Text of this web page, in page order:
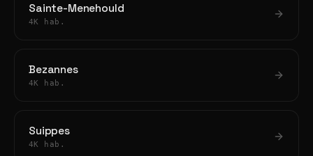
Sainte-Menehould
4K hab.
Bezannes
4K hab.
Suippes
4K hab.